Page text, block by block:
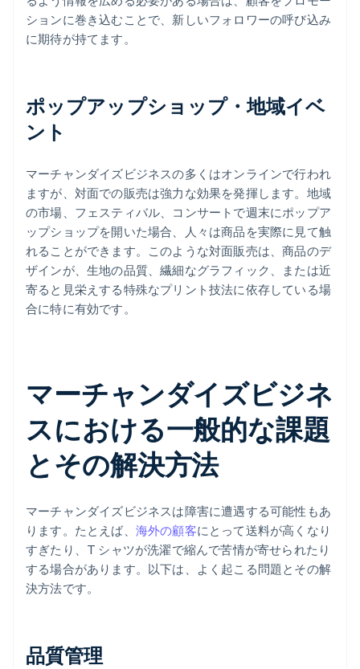
ションに巻き込むことで、新しいフォロワーの呼び込み
に期待が持てます。
ポップアップショップ・地域イベ
ント
マーチャンダイズビジネスの多くはオンラインで行われ
ますが、対面での販売は強力な効果を発揮します。地域
の市場、フェスティバル、コンサートで週末にポップア
ップショップを開いた場合、人々は商品を実際に見て触
れることができます。このような対面販売は、商品のデ
ザインが、生地の品質、繊細なグラフィック、または近
寄ると見栄えする特殊なプリント技法に依存している場
合に特に有効です。
マーチャンダイズビジネ
スにおける一般的な課題
とその解決方法
マーチャンダイズビジネスは障害に遭遇する可能性もあ
ります。たとえば、 海外の顧客にとって送料が高くなり
すぎたり、T シャツが洗濯で縮んで苦情が寄せられたり
する場合があります。以下は、よく起こる問題とその解
決方法です。
品質管理